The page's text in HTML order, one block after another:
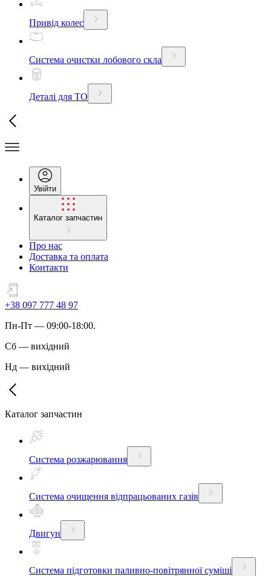
Привід колес
Система очистки лобового скла
Деталі для ТО
Увійти
Каталог запчастин
Про нас
Доставка та оплата
Контакти
+38 097 777 48 97
Пн-Пт — 09:00-18:00.
Сб — вихідний
Нд — вихідний
Каталог запчастин
Система розжарювання
Система очищення відпрацьованих газів
Двигун
Система підготовки паливно-повітрянної суміші